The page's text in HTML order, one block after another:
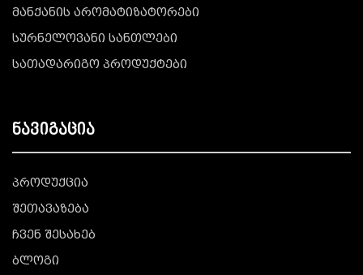
მანქანის არომატიზატორები
სურნელოვანი სანთლები
სათადარიგო პროდუქტები
ნავიგაცია
პროდუქცია
შეთავაზება
ჩვენ შესახებ
ბლოგი